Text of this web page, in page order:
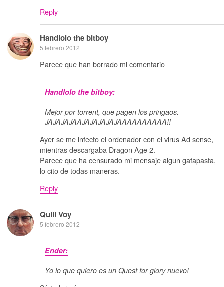
Reply
Handlolo the bitboy
5 febrero 2012
Parece que han borrado mi comentario
Handlolo the bitboy:
Mejor por torrent, que pagen los pringaos.
JAJAJAJAAJAJAJAJAJAAAAAAAAAA!!
Ayer se me infecto el ordenador con el virus Ad sense,
mientras descargaba Dragon Age 2.
Parece que ha censurado mi mensaje algun gafapasta,
lo cito de todas maneras.
Reply
Quill Voy
5 febrero 2012
Ender:
Yo lo que quiero es un Quest for glory nuevo!